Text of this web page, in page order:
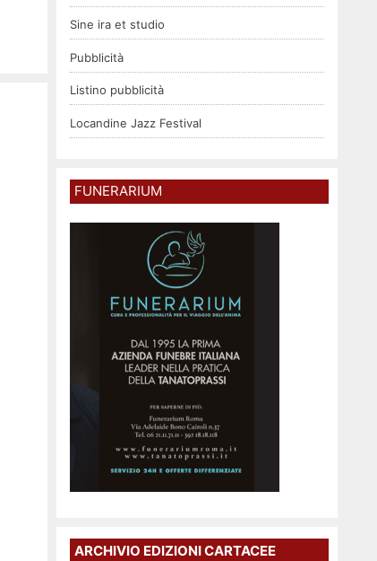
Sine ira et studio
Pubblicità
Listino pubblicità
Locandine Jazz Festival
FUNERARIUM
ARCHIVIO EDIZIONI CARTACEE